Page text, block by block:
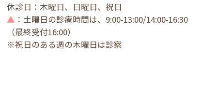
休診日：木曜日、日曜日、祝日
▲ ：土曜日の診療時間は、9:00-13:00/14:00-16:30
（最終受付16:00）
※祝日のある週の木曜日は診察